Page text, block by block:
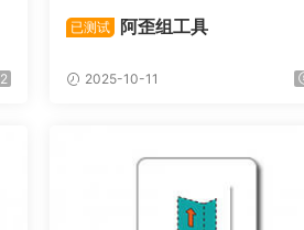
2
已测试 阿歪组工具
2025-10-11